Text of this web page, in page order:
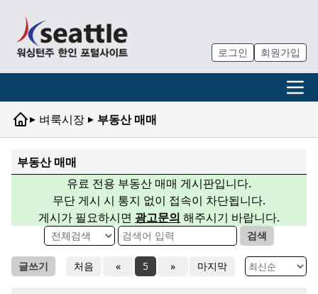
로그인 회원가입
▸ 벼룩시장 ▸ 부동산 매매
부동산 매매
유료 전용 부동산 매매 게시판입니다.
무단 게시 시 통지 없이 접속이 차단됩니다.
게시가 필요하시면 광고문의 해주시기 바랍니다.
검색
글쓰기 처음 « 5 » 마지막